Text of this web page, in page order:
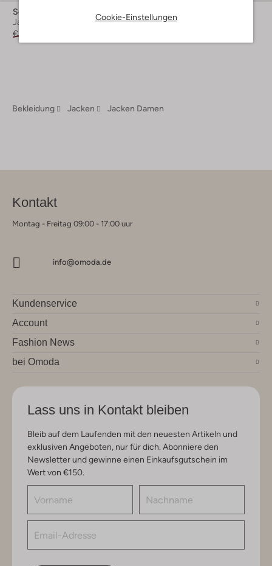
Cookie-Einstellungen
Second Female
Jack
€ 179,99
Second Female
Jack
Bekleidung Jacken Jacken Damen
Kontakt
Montag - Freitag 09:00 - 17:00 uur
info@omoda.de
Kundenservice
Account
Fashion News
bei Omoda
Lass uns in Kontakt bleiben
Bleib auf dem Laufenden mit den neuesten Artikeln und
exklusiven Angeboten, nur für dich. Abonniere den
Newsletter und gewinne einen Einkaufsgutschein im
Wert von €150.